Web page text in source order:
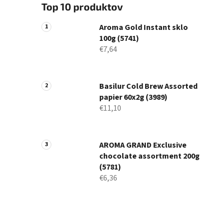
Top 10 produktov
Aroma Gold Instant sklo
100g (5741)
€7,64
Basilur Cold Brew Assorted
papier 60x2g (3989)
€11,10
AROMA GRAND Exclusive
chocolate assortment 200g
(5781)
€6,36